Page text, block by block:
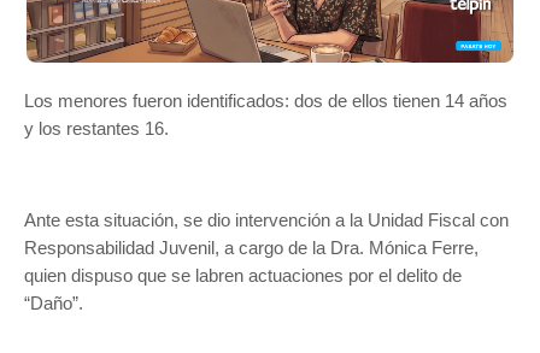
Los menores fueron identificados: dos de ellos tienen 14 años
y los restantes 16.
Ante esta situación, se dio intervención a la Unidad Fiscal con
Responsabilidad Juvenil, a cargo de la Dra. Mónica Ferre,
quien dispuso que se labren actuaciones por el delito de
“Daño”.